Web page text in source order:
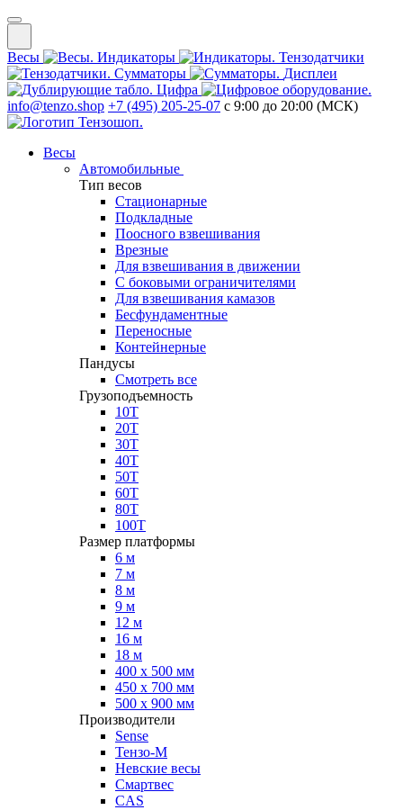
Весы Индикаторы
Тензодатчики
Сумматоры
Дисплеи
Цифра
info@tenzo.shop +7 (495) 205-25-07 с 9:00 до 20:00 (МСК)
Весы
Автомобильные
Тип весов
Стационарные
Подкладные
Поосного взвешивания
Врезные
Для взвешивания в движении
С боковыми ограничителями
Для взвешивания камазов
Бесфундаментные
Переносные
Контейнерные
Пандусы
Смотреть все
Грузоподъемность
10Т
20Т
30Т
40Т
50Т
60Т
80Т
100Т
Размер платформы
6 м
7 м
8 м
9 м
12 м
16 м
18 м
400 х 500 мм
450 х 700 мм
500 х 900 мм
Производители
Sense
Тензо-М
Невские весы
Смартвес
CAS